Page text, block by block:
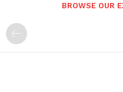
BROWSE OUR